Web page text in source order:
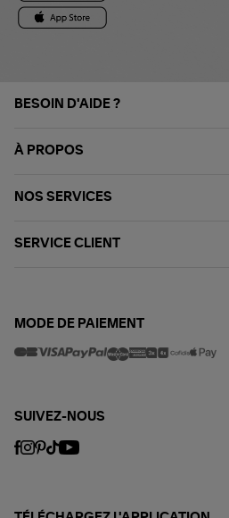
BESOIN D'AIDE ?
À PROPOS
NOS SERVICES
SERVICE CLIENT
MODE DE PAIEMENT
SUIVEZ-NOUS